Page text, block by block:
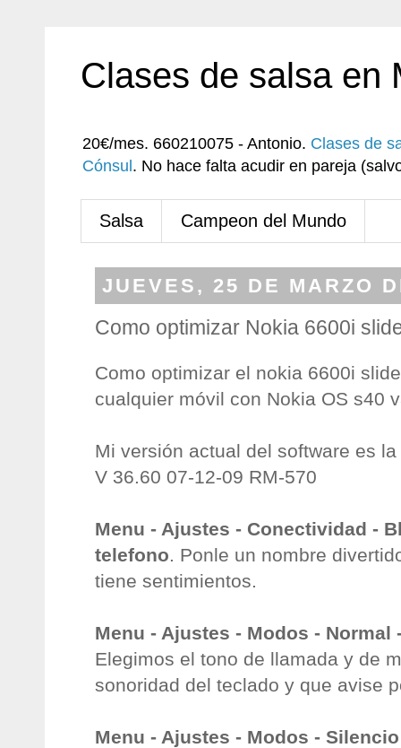
Clases de salsa en
20€/mes. 660210075 - Antonio. Clases de
Cónsul . No hace falta acudir en pareja
Salsa Campeon del Mundo
JUEVES, 25 DE MARZO
Como optimizar Nokia 6600i
Como optimizar el nokia 6600i
cualquier móvil con Nokia OS s40
Mi versión actual del software es la
V 36.60 07-12-09 RM-570
Menu - Ajustes - Conectividad -
telefono . Ponle un nombre
tiene sentimientos.
Menu - Ajustes - Modos - Normal
Elegimos el tono de llamada y de
sonoridad del teclado y que avise
Menu - Ajustes - Modos -